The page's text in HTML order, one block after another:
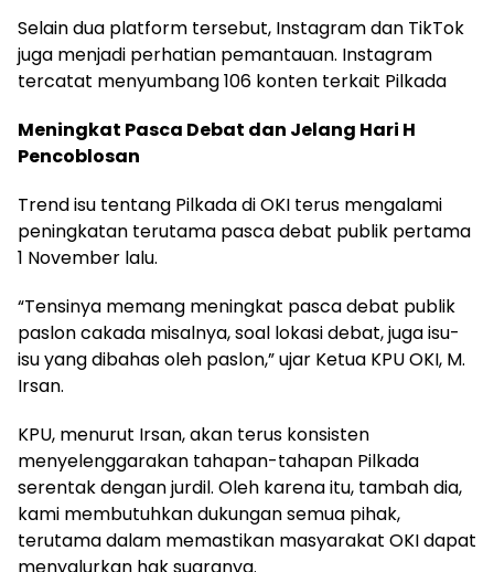
Selain dua platform tersebut, Instagram dan TikTok
juga menjadi perhatian pemantauan. Instagram
tercatat menyumbang 106 konten terkait Pilkada
Meningkat Pasca Debat dan Jelang Hari H
Pencoblosan
Trend isu tentang Pilkada di OKI terus mengalami
peningkatan terutama pasca debat publik pertama
1 November lalu.
“Tensinya memang meningkat pasca debat publik
paslon cakada misalnya, soal lokasi debat, juga isu-
isu yang dibahas oleh paslon,” ujar Ketua KPU OKI, M.
Irsan.
KPU, menurut Irsan, akan terus konsisten
menyelenggarakan tahapan-tahapan Pilkada
serentak dengan jurdil. Oleh karena itu, tambah dia,
kami membutuhkan dukungan semua pihak,
terutama dalam memastikan masyarakat OKI dapat